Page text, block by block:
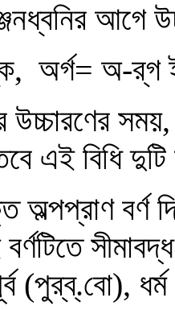
আগে
অর্গ= অ-র্‌গ
সময়,
এই বিধি
অল্পপ্রাণ বর্ণ
(পুর্‌ব্.বো),